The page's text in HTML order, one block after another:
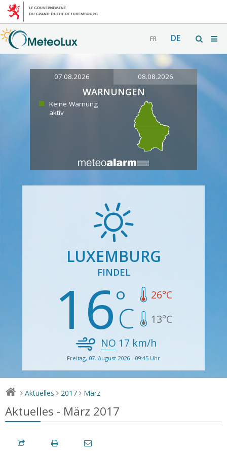
FR DE
07.08.2026 08.08.2026
WARNUNGEN
Keine Warnung
aktiv
LUXEMBURG
FINDEL
16 26°C
13°C
NO 17 km/h
Freitag, 07. August 2026 - 09:45 Uhr
> Aktuelles > 2017 > März
Aktuelles - März 2017